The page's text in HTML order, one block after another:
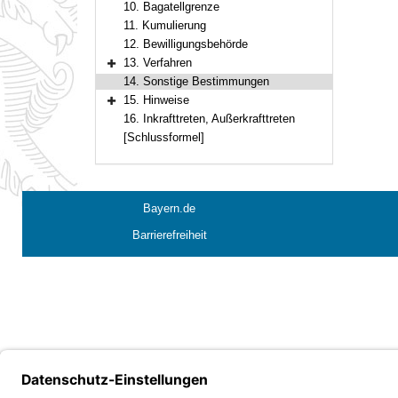
10. Bagatellgrenze
11. Kumulierung
12. Bewilligungsbehörde
Bereich erweitern
13. Verfahren
14. Sonstige Bestimmungen
Bereich erweitern
15. Hinweise
16. Inkrafttreten, Außerkrafttreten
[Schlussformel]
Bayern.de
Barrierefreiheit